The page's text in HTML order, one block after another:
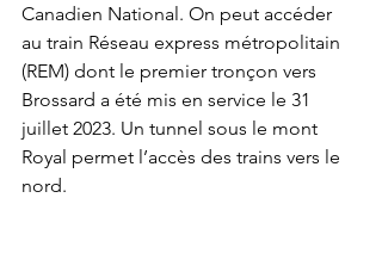
Canadien National. On peut accéder
au train Réseau express métropolitain
(REM) dont le premier tronçon vers
Brossard a été mis en service le 31
juillet 2023. Un tunnel sous le mont
Royal permet l’accès des trains vers le
nord.